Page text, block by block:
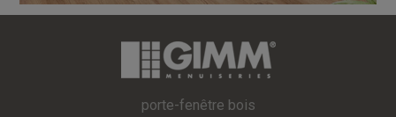
porte-fenêtre bois